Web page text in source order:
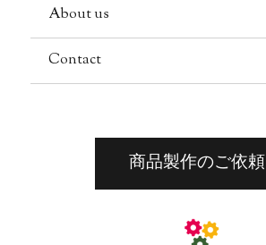
About us
Contact
商品製作のご依頼